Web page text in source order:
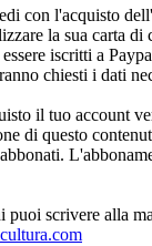
con l'acquisto
la sua carta di
iscritti a
chiesti i dati
il tuo account
di questo
puoi scrivere alla